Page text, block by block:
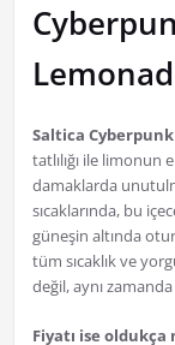
Saltica
tatlılığı ile
damaklarda
sıcaklarında, bu
güneşin altında
tüm sıcaklık ve
değil, aynı
Fiyatı ise oldukça